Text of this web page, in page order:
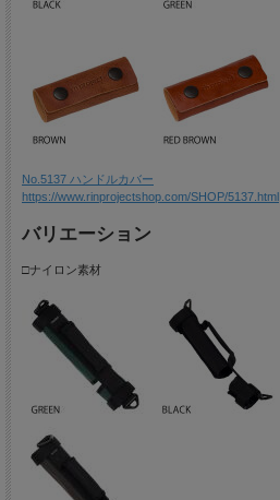
No.5137 ハンドルカバー
https://www.rinprojectshop.com/SHOP/5137.html
バリエーション
□ナイロン素材